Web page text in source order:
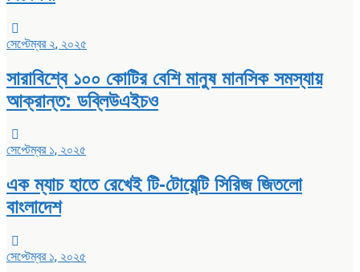
সেপ্টেম্বর ২, ২০২৫
সারাবিশ্বে ১০০ কোটির বেশি মানুষ মানসিক সমস্যায়
আক্রান্ত: ডব্লিউএইচও
সেপ্টেম্বর ১, ২০২৫
এক ম্যাচ হাতে রেখেই টি-টোয়েন্টি সিরিজ জিতলো
বাংলাদেশ
সেপ্টেম্বর ১, ২০২৫